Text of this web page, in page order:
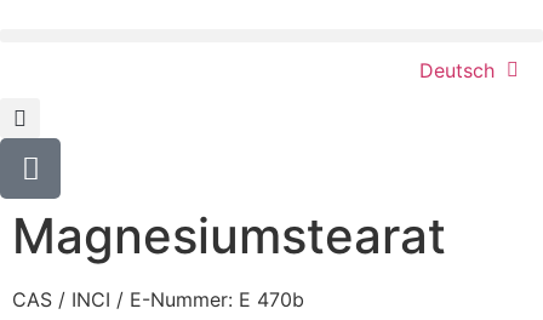
Deutsch
Magnesiumstearat
CAS / INCI / E-Nummer: E 470b